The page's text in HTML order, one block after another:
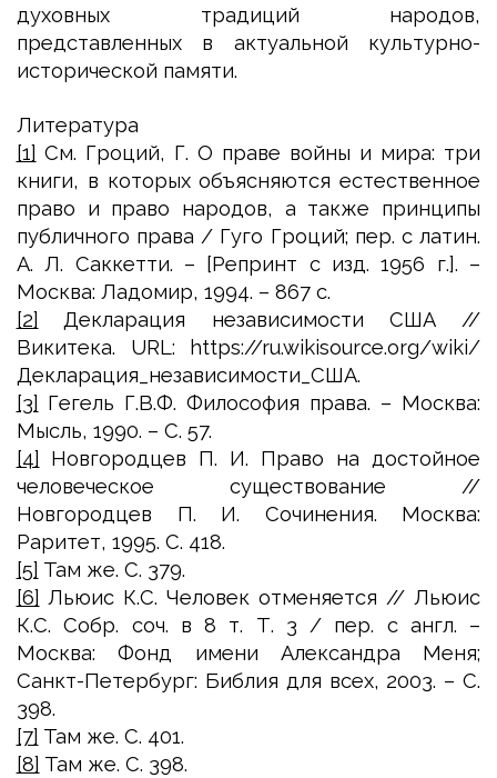
духовных традиций народов,
представленных в актуальной культурно-
исторической памяти.
Литература
[1] См. Гроций, Г. О праве войны и мира: три
книги, в которых объясняются естественное
право и право народов, а также принципы
публичного права / Гуго Гроций; пер. с латин.
А. Л. Саккетти. – [Репринт с изд. 1956 г.]. –
Москва: Ладомир, 1994. – 867 с.
[2]
Декларация независимости США //
Викитека. URL:
https://ru.wikisource.org/wiki/
Декларация_независимости_США.
[3] Гегель Г.В.Ф. Философия права. – Москва:
Мысль, 1990. – С. 57.
[4]
Новгородцев П. И. Право на достойное
человеческое существование //
Новгородцев П. И. Сочинения. Москва:
Раритет, 1995. С. 418.
[5] Там же. С. 379.
[6] Льюис К.С. Человек отменяется // Льюис
К.С. Собр. соч. в 8 т. Т. 3 / пер. с англ. –
Москва: Фонд имени Александра Меня;
Санкт-Петербург: Библия для всех, 2003. – С.
398.
[7] Там же. С. 401.
[8] Там же. С. 398.